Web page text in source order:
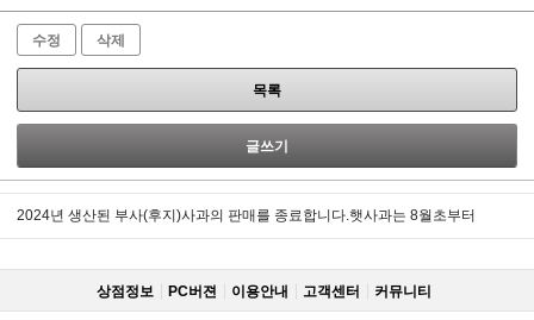
수정 삭제
목록
글쓰기
2024년 생산된 부사(후지)사과의 판매를 종료합니다.햇사과는 8월초부터
상점정보 PC버젼 이용안내 고객센터 커뮤니티